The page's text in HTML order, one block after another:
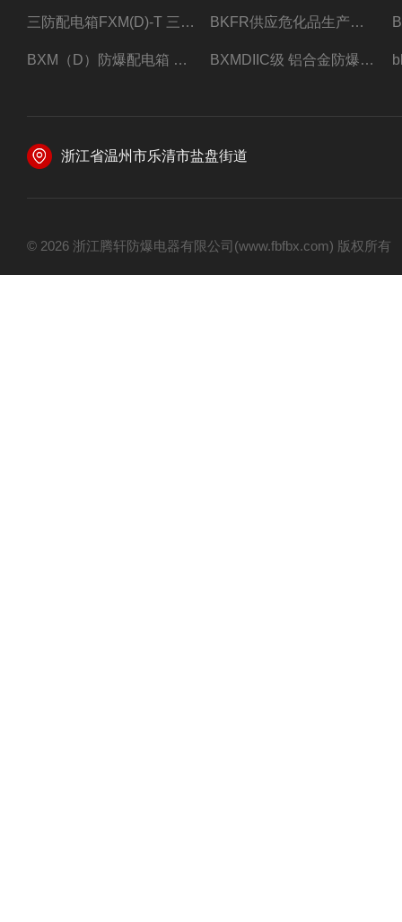
三防配电箱FXM(D)-T 三防型黑色工程塑料 BKFR供应危化品生产车间1.5匹2匹3匹5匹防爆空调
BXM（D）防爆配电箱 防爆照明动力箱厂家 定做 BXMDIIC级 铝合金防爆照明动力配电箱 加工定做
浙江省温州市乐清市盐盘街道
© 2026 浙江腾轩防爆电器有限公司(www.fbfbx.com) 版权所